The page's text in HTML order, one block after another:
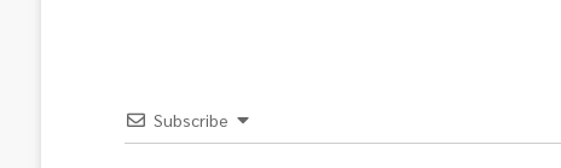
Subscribe